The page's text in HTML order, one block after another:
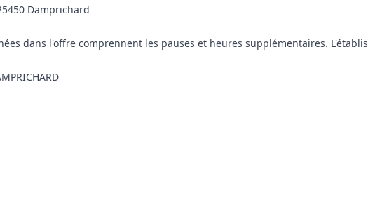
Damprichard
dans l'offre comprennent les pauses et heures supplémentaires.